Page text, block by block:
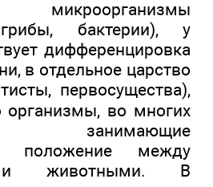
микроорганизмы
бактерии), у
дифференцировка
в отдельное царство
первосущества),
организмы, во многих
занимающие
положение между
и животными. В